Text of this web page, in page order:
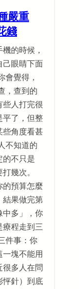
嚴重
錢
的時候，
己眼睛下面
會覺得，
，查到的
些人打完很
平了，但整
些角度看甚
不知道的
的不只是
幾次。
的預算怎麼
結果做完第
中多」，你
程走到三
件事：你
一塊不能用
很多人在問
怦針）到底